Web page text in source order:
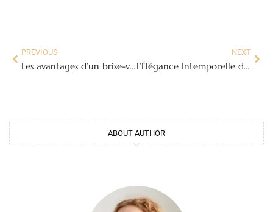
PREVIOUS
Les avantages d’un brise-vue dans le jardin pour un extérieur sublimé
NEXT
L’Élégance Intemporelle du Bouquet Hortensia : Guide Complet
ABOUT AUTHOR